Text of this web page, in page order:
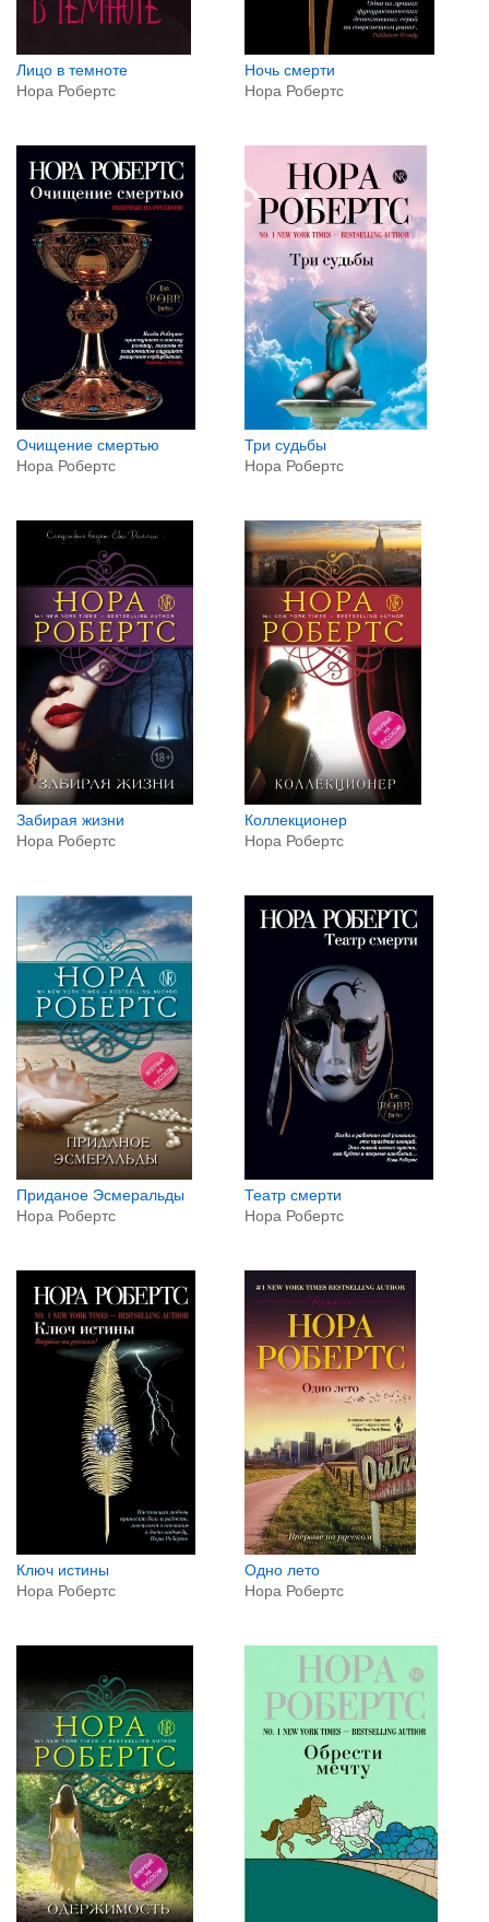
Лицо в темноте
Нора Робертс
Ночь смерти
Нора Робертс
Очищение смертью
Нора Робертс
Три судьбы
Нора Робертс
Забирая жизни
Нора Робертс
Коллекционер
Нора Робертс
Приданое Эсмеральды
Нора Робертс
Театр смерти
Нора Робертс
Ключ истины
Нора Робертс
Одно лето
Нора Робертс